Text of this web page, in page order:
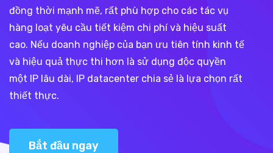
đồng thời mạnh mẽ, rất phù hợp cho các tác vụ
hàng loạt yêu cầu tiết kiệm chi phí và hiệu suất
cao. Nếu doanh nghiệp của bạn ưu tiên tính kinh tế
và hiệu quả thực thi hơn là sử dụng độc quyền
một IP lâu dài, IP datacenter chia sẻ là lựa chọn rất
thiết thực.
Bắt đầu ngay